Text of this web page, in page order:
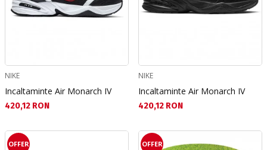
NIKE
Incaltaminte Air Monarch IV
Текуща цена:
420,12 RON
NIKE
Incaltaminte Air Monarch IV
Текуща цена:
420,12 RON
OFFER OFFER